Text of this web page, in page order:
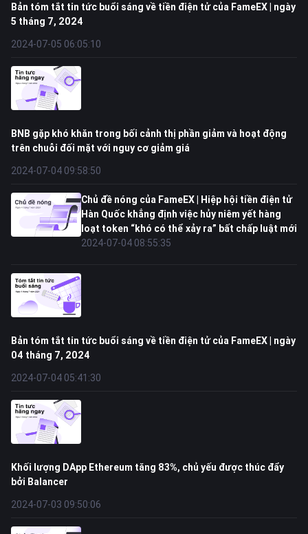
Bản tóm tắt tin tức buổi sáng về tiền điện tử của FameEX | ngày
5 tháng 7, 2024
2024-07-05 06:05:10
BNB gặp khó khăn trong bối cảnh thị phần giảm và hoạt động
trên chuỗi đối mặt với nguy cơ giảm giá
2024-07-04 09:58:50
Chủ đề nóng của FameEX | Hiệp hội tiền điện tử
Hàn Quốc khẳng định việc hủy niêm yết hàng
loạt token “khó có thể xảy ra” bất chấp luật mới
2024-07-04 08:55:35
Bản tóm tắt tin tức buổi sáng về tiền điện tử của FameEX | ngày
04 tháng 7, 2024
2024-07-04 05:41:30
Khối lượng DApp Ethereum tăng 83%, chủ yếu được thúc đẩy
bởi Balancer
2024-07-03 09:50:06